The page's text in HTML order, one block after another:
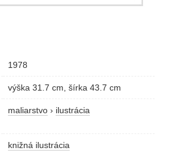
1978
výška 31.7 cm, šírka 43.7 cm
maliarstvo › ilustrácia
knižná ilustrácia